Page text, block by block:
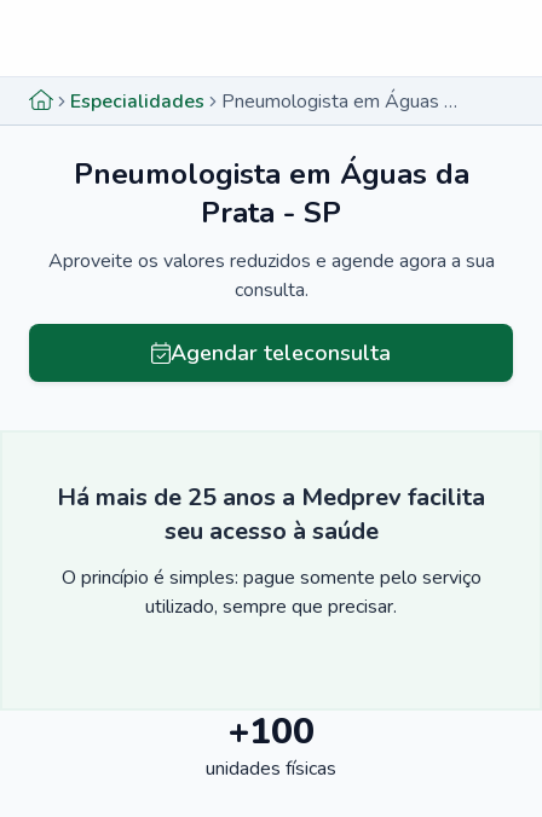
Especialidades Pneumologista em Águas da Prata - SP
Pneumologista em Águas da
Prata - SP
Aproveite os valores reduzidos e agende agora a sua
consulta.
Agendar teleconsulta
Há mais de 25 anos a Medprev facilita
seu acesso à saúde
O princípio é simples: pague somente pelo serviço
utilizado, sempre que precisar.
+100
unidades físicas